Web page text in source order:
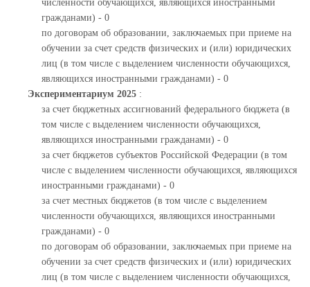
численности обучающихся, являющихся иностранными
гражданами) - 0
по договорам об образовании, заключаемых при приеме на
обучении за счет средств физических и (или) юридических
лиц (в том числе с выделением численности обучающихся,
являющихся иностранными гражданами) - 0
Экспериментариум 2025 :
за счет бюджетных ассигнований федерального бюджета (в
том числе с выделением численности обучающихся,
являющихся иностранными гражданами) - 0
за счет бюджетов субъектов Российской Федерации (в том
числе с выделением численности обучающихся, являющихся
иностранными гражданами) - 0
за счет местных бюджетов (в том числе с выделением
численности обучающихся, являющихся иностранными
гражданами) - 0
по договорам об образовании, заключаемых при приеме на
обучении за счет средств физических и (или) юридических
лиц (в том числе с выделением численности обучающихся,